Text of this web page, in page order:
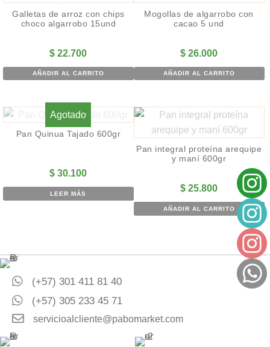
Galletas de arroz con chips
choco algarrobo 15und
$ 22.700
AÑADIR AL CARRITO
Mogollas de algarrobo con
cacao 5 und
$ 26.000
AÑADIR AL CARRITO
Agotado
Pan Quinua Tajado 600gr
$ 30.100
LEER MÁS
Pan integral proteína arequipe
y maní 600gr
$ 25.800
AÑADIR AL CARRITO
(+57) 301 411 81 40
(+57) 305 233 45 71
servicioalcliente@pabomarket.com